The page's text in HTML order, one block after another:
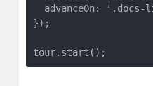
advanceOn: '.docs-
});
tour.start();